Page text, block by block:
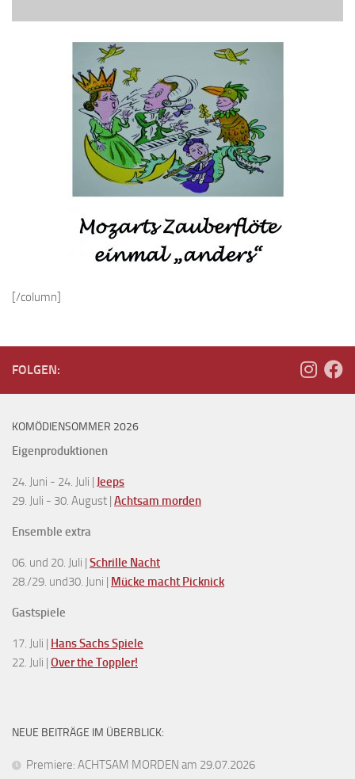
[/column]
FOLGEN:
KOMÖDIENSOMMER 2026
Eigenproduktionen
24. Juni - 24. Juli | Jeeps
29. Juli - 30. August | Achtsam morden
Ensemble extra
06. und 20. Juli | Schrille Nacht
28./29. und30. Juni | Mücke macht Picknick
Gastspiele
17. Juli | Hans Sachs Spiele
22. Juli | Over the Toppler!
NEUE BEITRÄGE IM ÜBERBLICK:
Premiere: ACHTSAM MORDEN am 29.07.2026